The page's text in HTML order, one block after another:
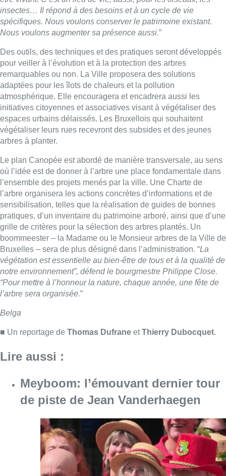
arbres à planter.
Le plan Canopée est abordé de manière transversale, au sens
où l’idée est de donner à l’arbre une place fondamentale dans
l’ensemble des projets menés par la ville. Une Charte de
l’arbre organisera les actions concrètes d’informations et de
sensibilisation, telles que la réalisation de guides de bonnes
pratiques, d’un inventaire du patrimoine arboré, ainsi que d’une
grille de critères pour la sélection des arbres plantés. Un
boommeester – la Madame ou le Monsieur arbres de la Ville de
Bruxelles – sera de plus désigné dans l’administration. “
végétation est essentielle au bien-être de tous et à la qualité de
notre environnement”, défend le bourgmestre Philippe Close.
“Pour mettre à l’honneur la nature, chaque année, une fête de
l’arbre sera organisée.”
Belga
■ Un reportage deThomas Dufraneet Thierry Dubocquet
Lire aussi :
Meyboom: l’émouvant dernier tour
de piste de Jean Vanderhaegen
09 août 2026Consulter l'article "Meyboom: l’émouvant